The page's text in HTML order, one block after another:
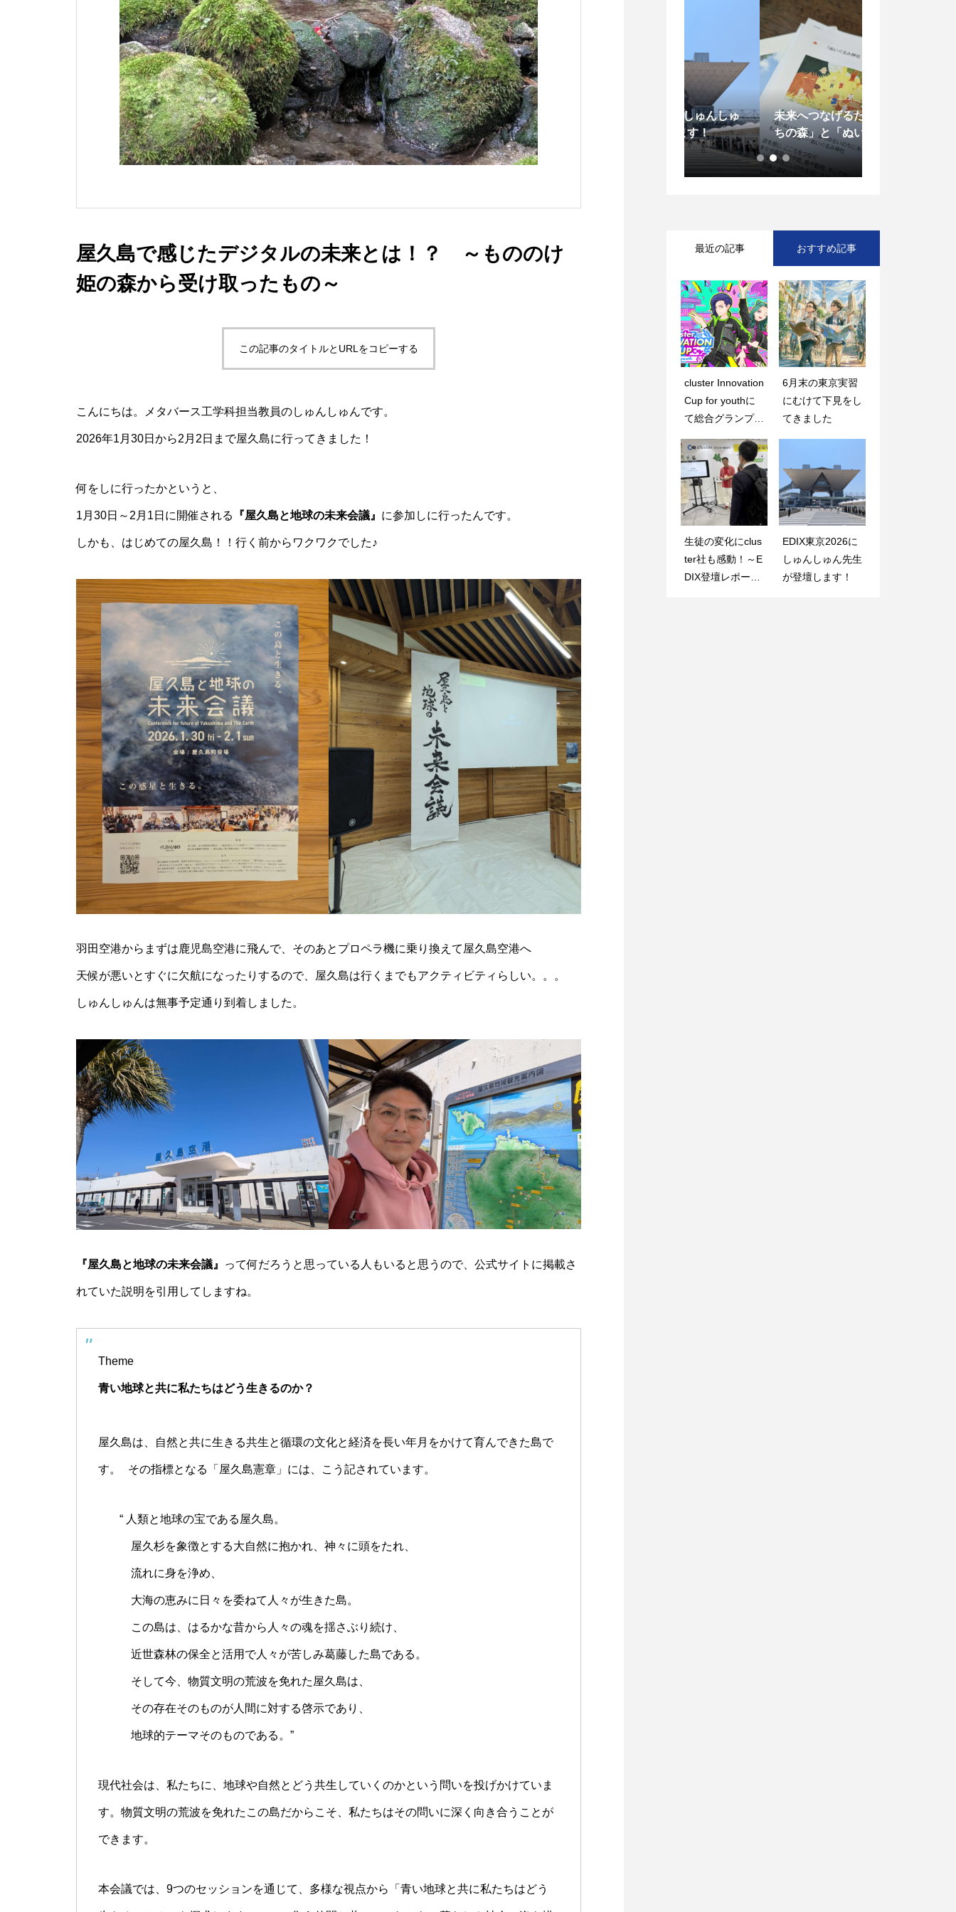
屋久島で感じたデジタルの未来とは！？ ～もののけ
姫の森から受け取ったもの～
この記事のタイトルとURLをコピーする
こんにちは。メタバース工学科担当教員のしゅんしゅんです。
2026年1月30日から2月2日まで屋久島に行ってきました！
何をしに行ったかというと、
1月30日～2月1日に開催される 『屋久島と地球の未来会議』 に参加しに行ったんです。
しかも、はじめての屋久島！！行く前からワクワクでした♪
羽田空港からまずは鹿児島空港に飛んで、そのあとプロペラ機に乗り換えて屋久島空港へ
天候が悪いとすぐに欠航になったりするので、屋久島は行くまでもアクティビティらしい。。。
しゅんしゅんは無事予定通り到着しました。
『屋久島と地球の未来会議』 って何だろうと思っている人もいると思うので、公式サイトに掲載さ
れていた説明を引用してしますね。
Theme
青い地球と共に私たちはどう生きるのか？
屋久島は、自然と共に生きる共生と循環の文化と経済を長い年月をかけて育んできた島で
す。 その指標となる「屋久島憲章」には、こう記されています。
“ 人類と地球の宝である屋久島。
屋久杉を象徴とする大自然に抱かれ、神々に頭をたれ、
流れに身を浄め、
大海の恵みに日々を委ねて人々が生きた島。
この島は、はるかな昔から人々の魂を揺さぶり続け、
近世森林の保全と活用で人々が苦しみ葛藤した島である。
そして今、物質文明の荒波を免れた屋久島は、
その存在そのものが人間に対する啓示であり、
地球的テーマそのものである。”
現代社会は、私たちに、地球や自然とどう共生していくのかという問いを投げかけていま
す。物質文明の荒波を免れたこの島だからこそ、私たちはその問いに深く向き合うことが
できます。
本会議では、9つのセッションを通じて、多様な視点から「青い地球と共に私たちはどう
地域の社長さんにAIを教えて
みた in Yokohama
EDIX東京2026にしゅんしゅ
ん先生が登壇します！
未来へつなげるための「いの
ちの森」と「ぬいぐるみ神
社」
最近の記事 おすすめ記事
cluster Innovation
Cup for youthに
て総合グランプリ
6月末の東京実習
にむけて下見をし
てきました
生徒の変化にclus
ter社も感動！～E
DIX登壇レポート
EDIX東京2026に
しゅんしゅん先生
が登壇します！
VR触覚コントロ
ーラーがメタバー
スの産業利用を促
【技術力UPの秘
訣】スライムをど
れだけ早く倒し始
大事
メタバース工学科
専用Discordサー
バーで学習サポー
3DCGコンテスト
に生徒たちが応募
しました